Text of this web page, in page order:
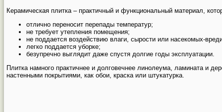
Керамическая плитка – практичный и функциональный материал,
отлично переносит перепады температур;
не требует утепления помещения;
не поддается воздействию влаги, сырости или насекомых-
легко поддается уборке;
безупречно выглядит даже спустя долгие годы эксплуатации.
Плитка намного практичнее и долговечнее линолеума, ламината и
настенными покрытиями, как обои, краска или штукатурка.